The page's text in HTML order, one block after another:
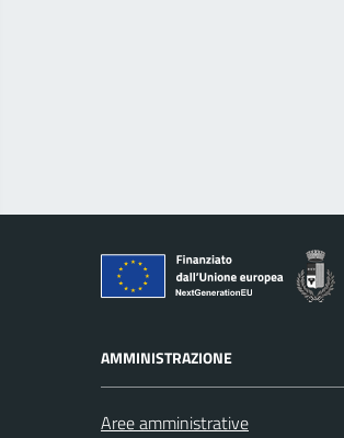
AMMINISTRAZIONE
Aree amministrative